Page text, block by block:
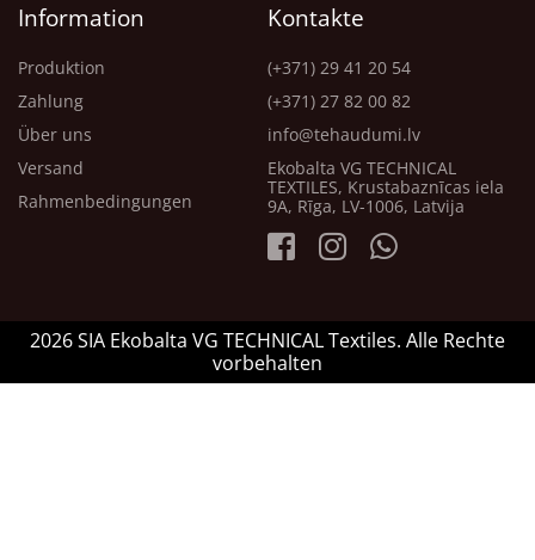
Information
Produktion
Zahlung
Über uns
Versand
Rahmenbedingungen
Kontakte
(+371) 29 41 20 54
(+371) 27 82 00 82
info@tehaudumi.lv
Ekobalta VG TECHNICAL
TEXTILES, Krustabaznīcas iela
9A, Rīga, LV-1006, Latvija
2026 SIA Ekobalta VG TECHNICAL Textiles. Alle Rechte
vorbehalten